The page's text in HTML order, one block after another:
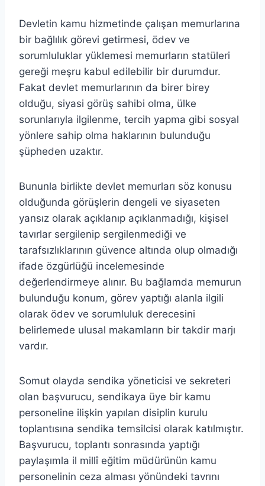
Devletin kamu hizmetinde çalışan memurlarına
bir bağlılık görevi getirmesi, ödev ve
sorumluluklar yüklemesi memurların statüleri
gereği meşru kabul edilebilir bir durumdur.
Fakat devlet memurlarının da birer birey
olduğu, siyasi görüş sahibi olma, ülke
sorunlarıyla ilgilenme, tercih yapma gibi sosyal
yönlere sahip olma haklarının bulunduğu
şüpheden uzaktır.
Bununla birlikte devlet memurları söz konusu
olduğunda görüşlerin dengeli ve siyaseten
yansız olarak açıklanıp açıklanmadığı, kişisel
tavırlar sergilenip sergilenmediği ve
tarafsızlıklarının güvence altında olup olmadığı
ifade özgürlüğü incelemesinde
değerlendirmeye alınır. Bu bağlamda memurun
bulunduğu konum, görev yaptığı alanla ilgili
olarak ödev ve sorumluluk derecesini
belirlemede ulusal makamların bir takdir marjı
vardır.
Somut olayda sendika yöneticisi ve sekreteri
olan başvurucu, sendikaya üye bir kamu
personeline ilişkin yapılan disiplin kurulu
toplantısına sendika temsilcisi olarak katılmıştır.
Başvurucu, toplantı sonrasında yaptığı
paylaşımla il millî eğitim müdürünün kamu
personelinin ceza alması yönündeki tavrını